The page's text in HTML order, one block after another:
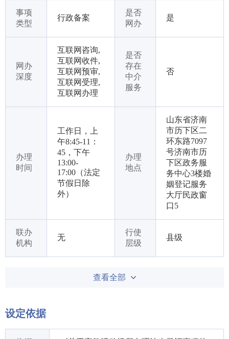
事项
类型
行政备案
是否
网办
是
网办
深度
互联网咨询,
互联网收件,
互联网预审,
互联网受理,
互联网办理
是否
存在
中介
服务
否
办理
时间
工作日，上
午8:45-11：
45，下午
13:00-
17:00（法定
节假日除
外）
办理
地点
山东省济南
市历下区二
环东路7097
号济南市历
下区政务服
务中心3楼婚
姻登记服务
大厅民政窗
口5
联办
机构
无
行使
层级
县级
查看全部
设定依据